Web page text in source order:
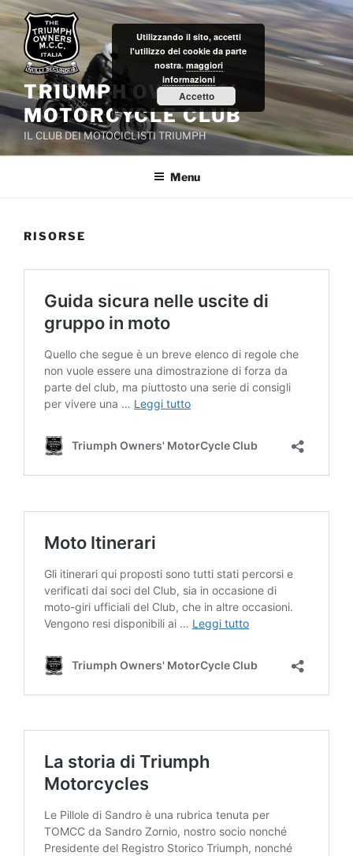
Salta
al
contenuto
TRIUMPH OWNERS'
MOTORCYCLE CLUB
IL CLUB DEI MOTOCICLISTI TRIUMPH
Menu
RISORSE
Utilizzando il sito, accetti
l'utilizzo dei cookie da parte
nostra. maggiori
informazioni
Accetto